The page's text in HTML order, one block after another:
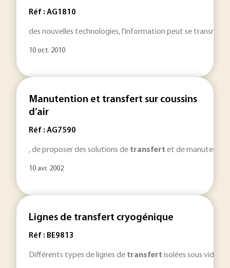
Réf : AG1810
des nouvelles technologies, l'information peut se
10 oct. 2010
Manutention et transfert sur coussins
d’air
Réf : AG7590
, de proposer des solutions de transfert et de manutention
10 avr. 2002
Lignes de transfert cryogénique
Réf : BE9813
Différents types de lignes de transfert isolées sous vide